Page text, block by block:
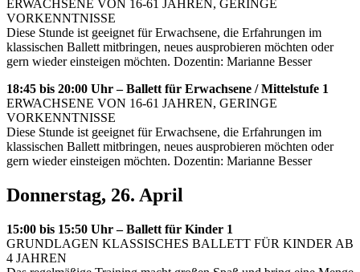
ERWACHSENE VON 16-61 JAHREN, GERINGE
VORKENNTNISSE
Diese Stunde ist geeignet für Erwachsene, die Erfahrungen im
klassischen Ballett mitbringen, neues ausprobieren möchten oder
gern wieder einsteigen möchten. Dozentin: Marianne Besser
18:45 bis 20:00 Uhr – Ballett für Erwachsene / Mittelstufe 1
ERWACHSENE VON 16-61 JAHREN, GERINGE
VORKENNTNISSE
Diese Stunde ist geeignet für Erwachsene, die Erfahrungen im
klassischen Ballett mitbringen, neues ausprobieren möchten oder
gern wieder einsteigen möchten. Dozentin: Marianne Besser
Donnerstag, 26. April
15:00 bis 15:50 Uhr – Ballett für Kinder 1
GRUNDLAGEN KLASSISCHES BALLETT FÜR KINDER AB
4 JAHREN